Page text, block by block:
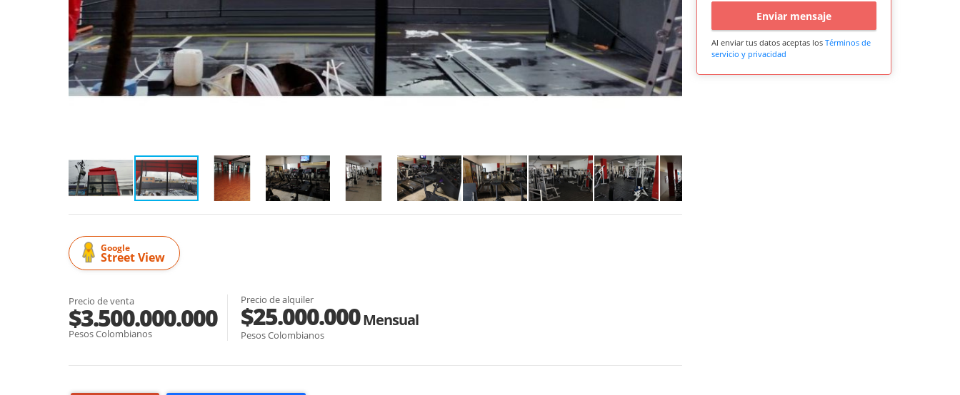
Google
Street View
Precio de venta
$3.500.000.000
Pesos Colombianos
Precio de alquiler
$25.000.000Mensual
Pesos Colombianos
Enviar mensaje
Al enviar tus datos aceptas los Términos de
servicio y privacidad